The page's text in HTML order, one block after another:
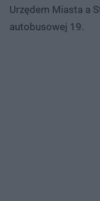
Urzędem Miasta a
autobusowej 19.